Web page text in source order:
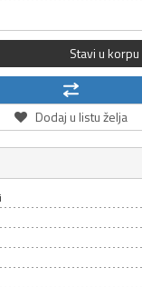
Stavi u korpu
Dodaj u listu želja